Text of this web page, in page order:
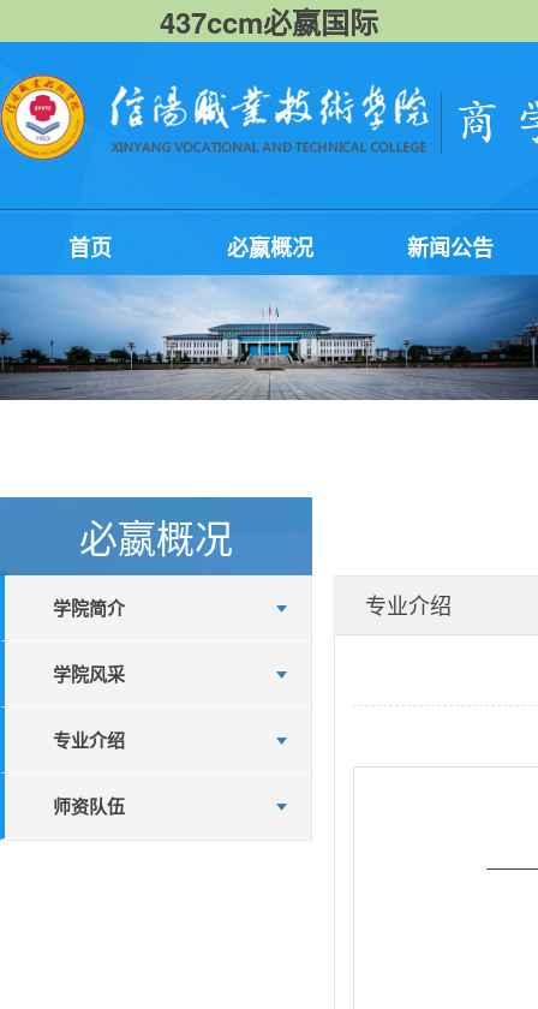
437ccm必嬴国际
首页 必嬴概况 新闻公告
必嬴概况
学院简介
学院风采
专业介绍
师资队伍
专业介绍